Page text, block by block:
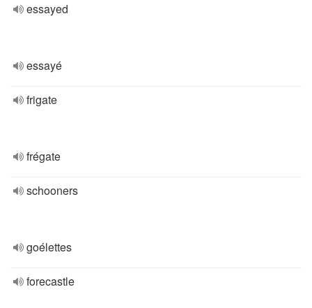
essayed
essayé
frigate
frégate
schooners
goélettes
forecastle